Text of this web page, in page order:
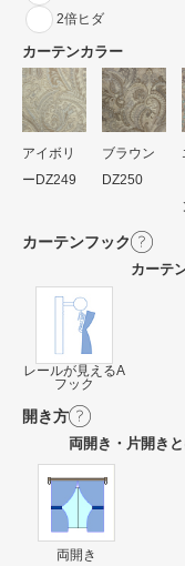
2倍ヒダ
カーテンカラー
アイボリ
ーDZ249
ブラウン
DZ250
カーテンフック
カーテ
レールが見えるA
フック
開き方
両開き・片開き
両開き